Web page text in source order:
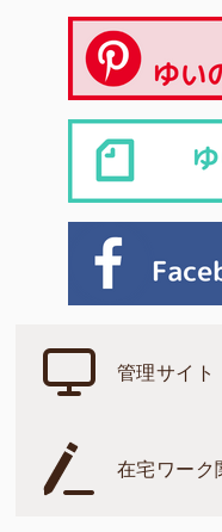
管理サイト
在宅ワーク